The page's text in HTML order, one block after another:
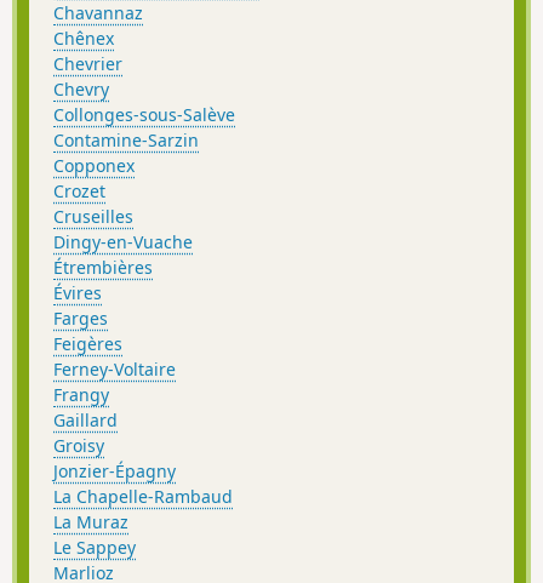
Chavannaz
Chênex
Chevrier
Chevry
Collonges-sous-Salève
Contamine-Sarzin
Copponex
Crozet
Cruseilles
Dingy-en-Vuache
Étrembières
Évires
Farges
Feigères
Ferney-Voltaire
Frangy
Gaillard
Groisy
Jonzier-Épagny
La Chapelle-Rambaud
La Muraz
Le Sappey
Marlioz